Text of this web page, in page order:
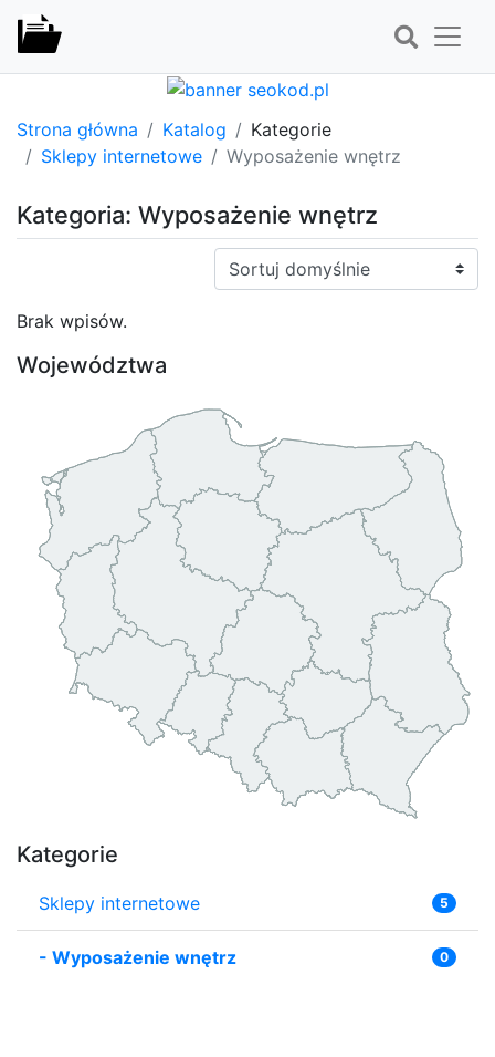
Strona główna Katalog
Kategorie
Sklepy internetowe
Wyposażenie wnętrz
Kategoria: Wyposażenie wnętrz
Sortuj:
Brak wpisów.
Województwa
Kategorie
Sklepy internetowe 5
- Wyposażenie wnętrz 0